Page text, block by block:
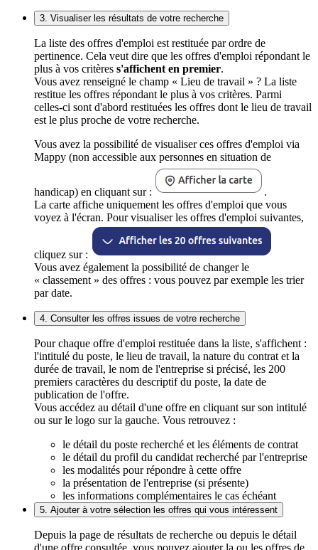
3. Visualiser les résultats de votre recherche
La liste des offres d'emploi est restituée par ordre de
pertinence. Cela veut dire que les offres d'emploi répondant le
plus à vos critères s'affichent en premier.
Vous avez renseigné le champ « Lieu de travail » ? La liste
restitue les offres répondant le plus à vos critères. Parmi
celles-ci sont d'abord restituées les offres dont le lieu de travail
est le plus proche de votre recherche.
Vous avez la possibilité de visualiser ces offres d'emploi via
Mappy (non accessible aux personnes en situation de
handicap) en cliquant sur :
.
La carte affiche uniquement les offres d'emploi que vous
voyez à l'écran. Pour visualiser les offres d'emploi suivantes,
cliquez sur :
Vous avez également la possibilité de changer le
« classement » des offres : vous pouvez par exemple les trier
par date.
4. Consulter les offres issues de votre recherche
Pour chaque offre d'emploi restituée dans la liste, s'affichent :
l'intitulé du poste, le lieu de travail, la nature du contrat et la
durée de travail, le nom de l'entreprise si précisé, les 200
premiers caractères du descriptif du poste, la date de
publication de l'offre.
Vous accédez au détail d'une offre en cliquant sur son intitulé
ou sur le logo sur la gauche. Vous retrouvez :
le détail du poste recherché et les éléments de contrat
le détail du profil du candidat recherché par l'entreprise
les modalités pour répondre à cette offre
la présentation de l'entreprise (si présente)
les informations complémentaires le cas échéant
5. Ajouter à votre sélection les offres qui vous intéressent
Depuis la page de résultats de recherche ou depuis le détail
d'une offre consultée, vous pouvez ajouter la ou les offres de